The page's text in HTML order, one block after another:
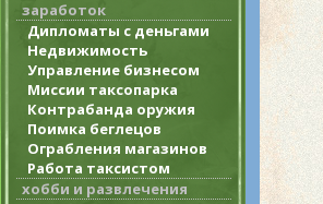
заработок
Дипломаты с деньгами
Недвижимость
Управление бизнесом
Миссии таксопарка
Контрабанда оружия
Поимка беглецов
Ограбления магазинов
Работа таксистом
хобби и развлечения